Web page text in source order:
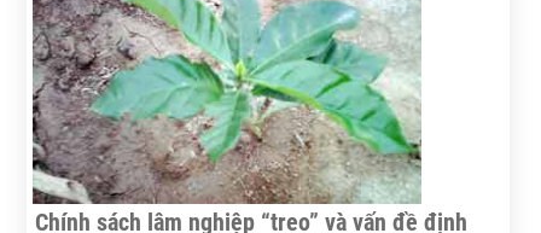
môn Nghiên cứu Chiến lược và Chính sách) vừa thực
hiện chuyến thực địa tại Đăk Lắk đã có buổi đối
thoại cùng AGROINFO xung quanh chuyến đi này.
Chính sách lâm nghiệp “treo” và vấn đề định